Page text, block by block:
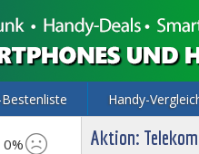
Handy-
0% Aktion: